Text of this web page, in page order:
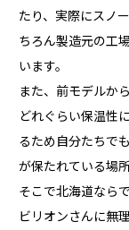
たり、実際にスノ
ちろん製造元の工
います。
また、前モデルか
どれぐらい保温性
るため自分たちで
が保たれている場
そこで北海道なら
ビリオンさんに無